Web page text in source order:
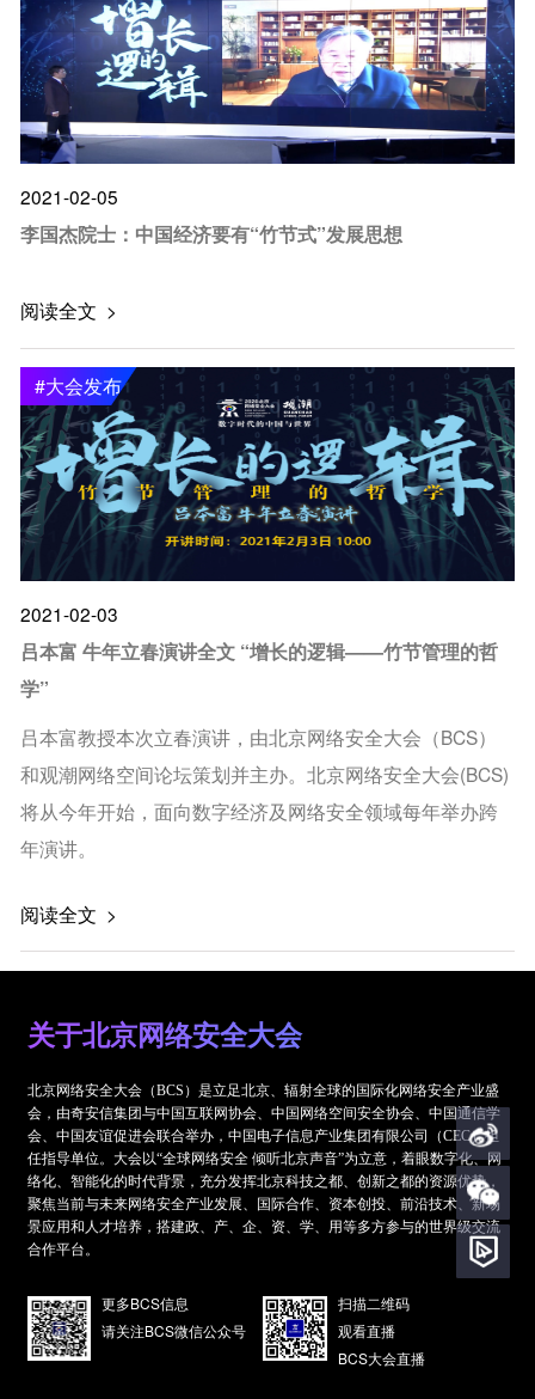
2021-02-05
李国杰院士：中国经济要有“竹节式”发展思想
阅读全文 >
#大会发布
#
2021-02-03
吕本富 牛年立春演讲全文 “增长的逻辑——竹节管理的哲
学”
吕本富教授本次立春演讲，由北京网络安全大会（BCS）
和观潮网络空间论坛策划并主办。北京网络安全大会(BCS)
将从今年开始，面向数字经济及网络安全领域每年举办跨
年演讲。
阅读全文 >
关于北京网络安全大会
北京网络安全大会（BCS）是立足北京、辐射全球的国际化网络安全产业盛
会，由奇安信集团与中国互联网协会、中国网络空间安全协会、中国通信学
会、中国友谊促进会联合举办，中国电子信息产业集团有限公司（CEC）担
任指导单位。大会以“全球网络安全 倾听北京声音”为立意，着眼数字化、网
络化、智能化的时代背景，充分发挥北京科技之都、创新之都的资源优势，
聚焦当前与未来网络安全产业发展、国际合作、资本创投、前沿技术、新场
景应用和人才培养，搭建政、产、企、资、学、用等多方参与的世界级交流
合作平台。
更多BCS信息
请关注BCS微信公众号
扫描二维码
观看直播
BCS大会直播